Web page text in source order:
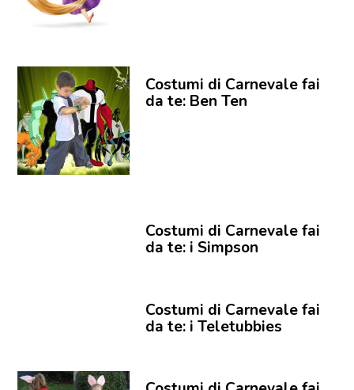
Costumi di Carnevale fai
da te: Ben Ten
Costumi di Carnevale fai
da te: i Simpson
Costumi di Carnevale fai
da te: i Teletubbies